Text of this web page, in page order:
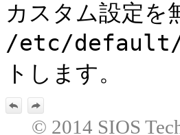
カスタム設定を
/etc/default/
トします。
© 2014 SIOS